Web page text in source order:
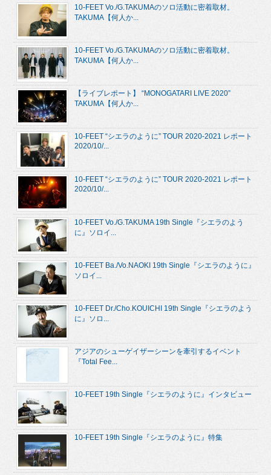
10-FEET Vo./G.TAKUMAのソロ活動に密着取材。
TAKUMA【何人か...
10-FEET Vo./G.TAKUMAのソロ活動に密着取材。
TAKUMA【何人か...
【ライブレポート】 “MONOGATARI LIVE 2020”
TAKUMA【何人か...
10-FEET “シエラのように” TOUR 2020-2021 レポート
2020/10/...
10-FEET “シエラのように” TOUR 2020-2021 レポート
2020/10/...
10-FEET Vo./G.TAKUMA 19th Single『シエラのよう
に』ソロイ...
10-FEET Ba./Vo.NAOKI 19th Single『シエラのように』
ソロイ...
10-FEET Dr./Cho.KOUICHI 19th Single『シエラのよう
に』ソロ...
アジアのシューゲイザーシーンを牽引するイベント
『Total Fee...
10-FEET 19th Single『シエラのように』インタビュー
10-FEET 19th Single『シエラのように』特集